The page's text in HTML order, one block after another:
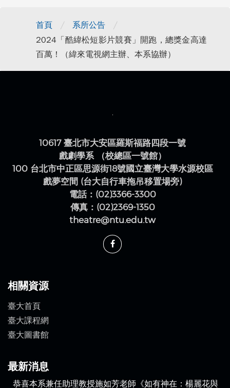
首頁 / 系所公告 /
2024「酷緯松短影片競賽」開跑，總獎金高達
百萬！（緯來電視網主辦、本系協辦）
10617 臺北市大安區羅斯福路四段一號
戲劇學系 （校總區一號館）
100 台北市中正區思源街18號國立臺灣大學水源校區
戲夢空間 (台大自行車拖吊移置場旁)
傳真：(02)2369-1350
theatre@ntu.edu.tw
相關資源
臺大首頁
臺大圖書館